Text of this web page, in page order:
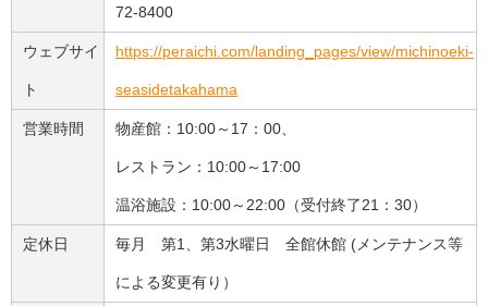
72-8400
ウェブサイ
ト
https://peraichi.com/landing_pages/view/michinoeki-
seasidetakahama
営業時間 物産館：10:00～17：00、
レストラン：10:00～17:00
温浴施設：10:00～22:00（受付終了21：30）
定休日 毎月 第1、第3水曜日 全館休館 (メンテナンス等
による変更有り）